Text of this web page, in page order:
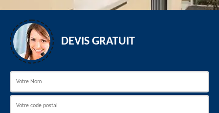
DEVIS GRATUIT